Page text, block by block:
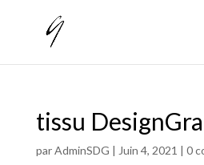
tissu
parAdminSDG | Juin 4, 2021 | 0